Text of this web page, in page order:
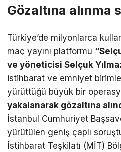
Gözaltına alınma
Türkiye’de milyonlarca
maç yayını platformu
ve yöneticisi Selçuk
istihbarat ve emniyet
yürüttüğü büyük bir
yakalanarak gözaltına
İstanbul Cumhuriyet
yürütülen geniş çaplı
İstihbarat Teşkilatı (MİT)